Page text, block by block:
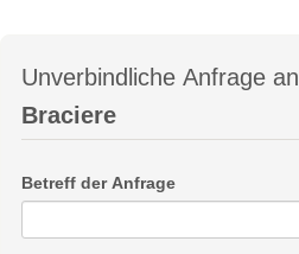
Unverbindliche Anfrage an
Braciere
Betreff der Anfrage